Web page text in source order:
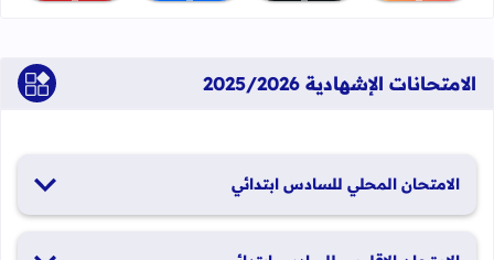
الامتحانات الإشهادية 2025/2026
الامتحان المحلي للسادس ابتدائي